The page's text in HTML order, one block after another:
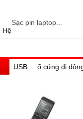
Hệ
Sạc pin laptop...
USB ổ cứng di